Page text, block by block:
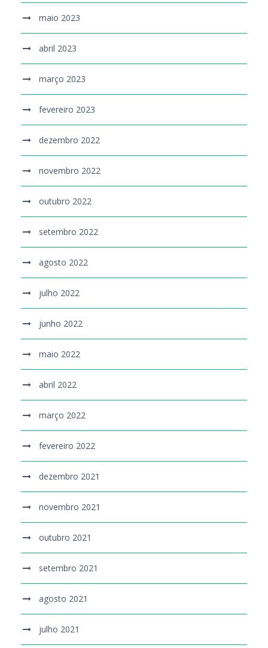
maio 2023
abril 2023
março 2023
fevereiro 2023
dezembro 2022
novembro 2022
outubro 2022
setembro 2022
agosto 2022
julho 2022
junho 2022
maio 2022
abril 2022
março 2022
fevereiro 2022
dezembro 2021
novembro 2021
outubro 2021
setembro 2021
agosto 2021
julho 2021